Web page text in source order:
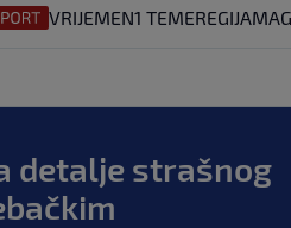
VRIJEMEN1 TEMEREGIJA
detalje strašnog